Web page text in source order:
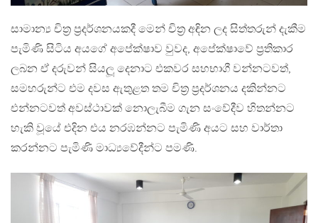
සාමාන්‍ය චිත‍්‍ර ප‍්‍රදර්ශනයකදී මෙන් චිත‍්‍ර අඳින ලද සිත්තරුන් දැකීම
පැමිණි සිටිය අයගේ අපේක්ෂාව වුවද, අපේක්ෂාවේ ප‍්‍රතිකාර
ලබන ඒ දරුවන් සියලූ දෙනාට එකවර සහභාගී වන්නටවත්,
සමහරුන්ට එම දවස ඇතුළත තම චිත‍්‍ර ප‍්‍රදර්ශනය දකින්නට
එන්නටවත් අවස්ථාවක් නොලැබීම ගැන සංවේදීව හිතන්නට
හැකි වූයේ එදින එය නරඹන්නට පැමිණි අයට සහ වාර්තා
කරන්නට පැමිණි මාධ්‍යවේදීන්ට පමණි.